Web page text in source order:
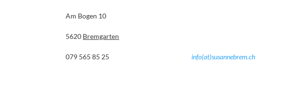
Am Bogen 10
5620 Bremgarten
079 565 85 25info(at)susannebrem.ch